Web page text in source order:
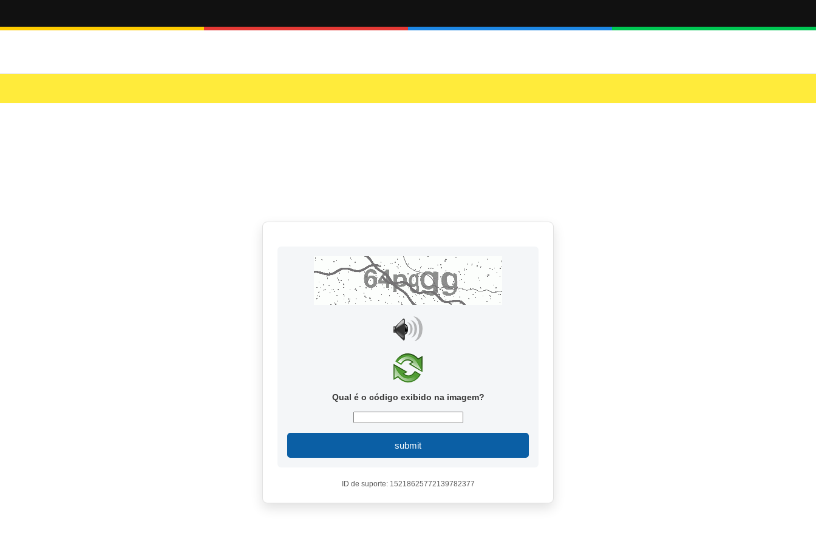
Qual é o código exibido na imagem?
submit
ID de suporte: 15218625772139782377